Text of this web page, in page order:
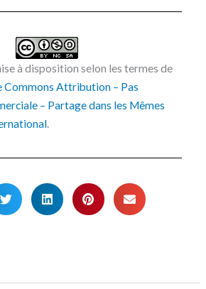
à disposition selon les termes de
Commons Attribution – Pas
– Partage dans les Mêmes
.